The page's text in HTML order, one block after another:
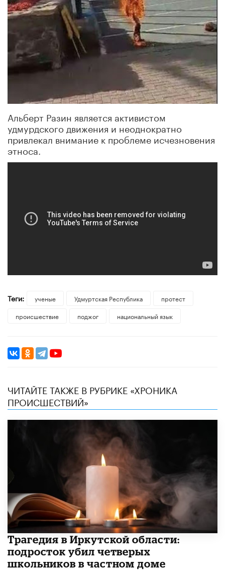
Альберт Разин является активистом
удмурдского движения и неоднократно
привлекал внимание к проблеме исчезновения
этноса.
Теги: ученые Удмуртская Республика
протест
происшествие
поджог национальный язык
ЧИТАЙТЕ ТАКЖЕ В РУБРИКЕ «ХРОНИКА
ПРОИСШЕСТВИЙ»
Трагедия в Иркутской области:
подросток убил четверых
школьников в частном доме